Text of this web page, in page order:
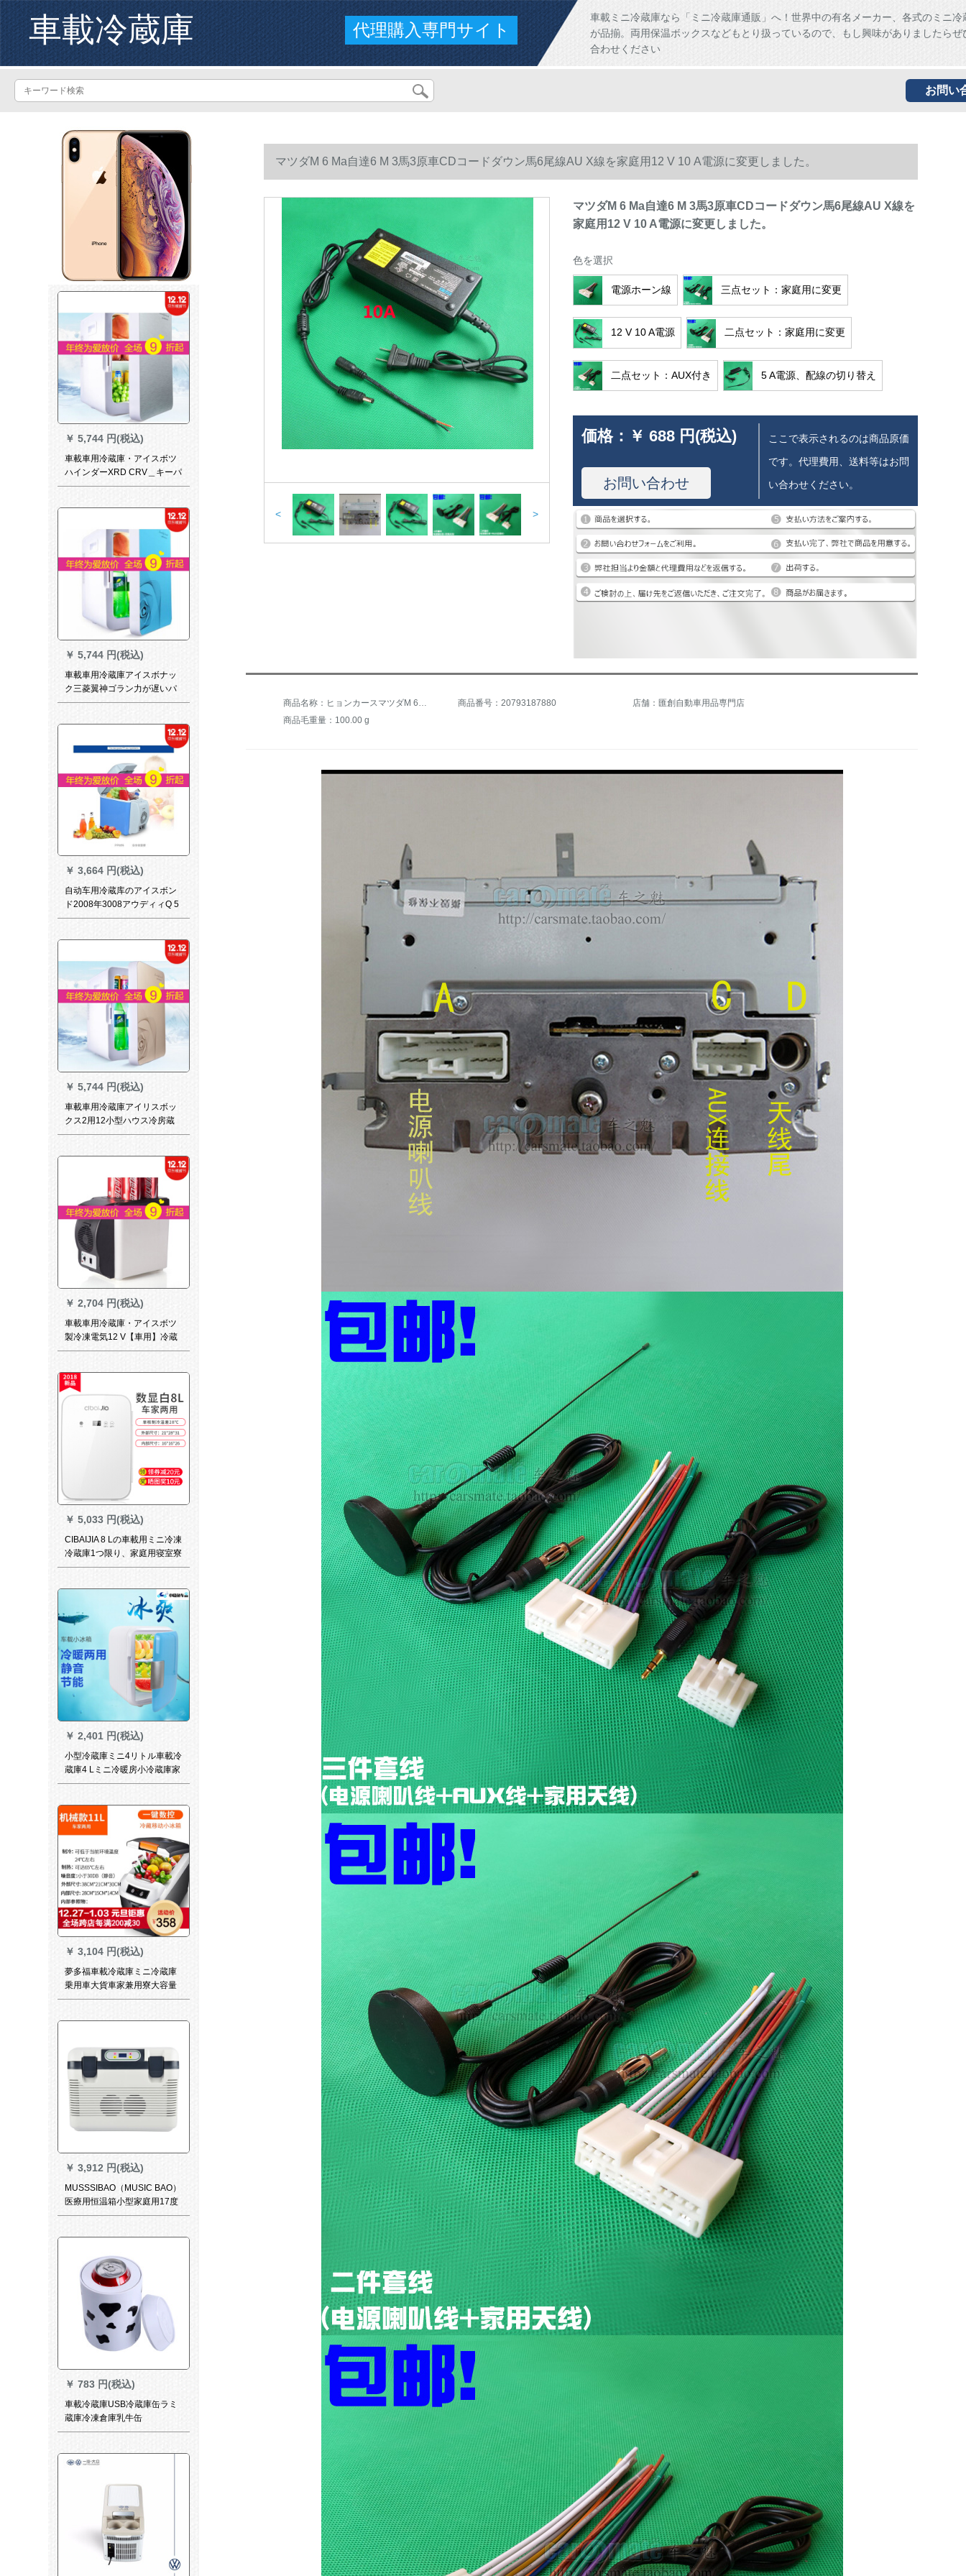
車載冷蔵庫 代理購入専門サイト
車載ミニ冷蔵庫なら「ミニ冷蔵庫通販」へ！世界中の有名メーカー、各式のミニ冷
が品揃。両用保温ボックスなどもとり扱っているので、もし興味がありましたらぜ
合わせください
お問い
￥ 5,744 円(税込)
車載車用冷蔵庫・アイスボツ
ハインダーXRD CRV＿キーパ
ーレーン自動車冷蔵庫両用12
量220 v+12車両用【宇宙銀】
￥ 5,744 円(税込)
車載車用冷蔵庫アイスボナッ
ク三菱翼神ゴラン力が遅いパ
ジロブルーの自動車車載冷蔵
気製品20 L大容量220 v+12車
￥ 3,664 円(税込)
自动车用冷蔵库のアイスボン
ド2008年3008アウディィQ 5
アヴェァンシアの自动车の车
V【自家用车の両用】7.5 L
￥ 5,744 円(税込)
車載車用冷蔵庫アイリスボッ
クス2用12小型ハウス冷房蔵
保温電気20 L大容量220 v+12
￥ 2,704 円(税込)
車載車用冷蔵庫・アイスボツ
製冷凍電気12 V【車用】冷蔵
庫6 L【黒】
￥ 5,033 円(税込)
CIBAIJIA 8 Lの車載用ミニ冷凍
冷蔵庫1つ限り、家庭用寝室寮
の学生の母乳化粧品AQ-8 L数
￥ 2,401 円(税込)
小型冷蔵庫ミニ4リトル車載冷
蔵庫4 Lミニ冷暖房小冷蔵庫家
兼用小型寮家庭用冷蔵加熱箱
￥ 3,104 円(税込)
夢多福車載冷蔵庫ミニ冷蔵庫
乗用車大貨車家兼用寮大容量
24 V/220 V冷凍移動小冷蔵庫
￥ 3,912 円(税込)
MUSSSIBAO（MUSIC BAO）
医療用恒温箱小型家庭用17度
のモルモット精密育苗イシュ
モット専門用温箱を制御しま
す。
￥ 783 円(税込)
車載冷蔵庫USB冷蔵庫缶ラミ
蔵庫冷凍倉庫乳牛缶
マツダM 6 Ma自達6 M 3馬3原車CDコードダウン馬6尾線AU X線を家庭用12 V 10 A電源に変更しました。
< >
マツダM 6 Ma自達6 M 3馬3原車CDコードダウン馬6尾線AU X線を
家庭用12 V 10 A電源に変更しました。
色を選択
電源ホーン線 三点セット：家庭用に変更
12 V 10 A電源 二点セット：家庭用に変更
二点セット：AUX付き 5 A電源、配線の切り替え
価格： ￥ 688 円(税込)
お問い合わせ
ここで表示されるのは商品原価
です。代理費用、送料等はお問
い合わせください。
商品名称：ヒョンカースマツダM 6マ自達6 M 3馬3原車CDコードプラグ馬6尾線AU X線を家庭用12 V 10 A電源に変更します。 商品番号：20793187880
店舗：匯創自動車用品専門店
商品毛重量：100.00 g